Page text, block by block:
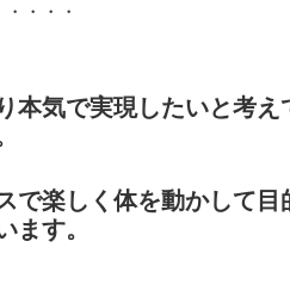
・・・
本気で実現したいと考え
で楽しく体を動かして目
ます。